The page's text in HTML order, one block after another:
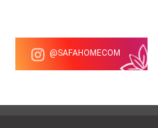
SAFAHOMECOM@